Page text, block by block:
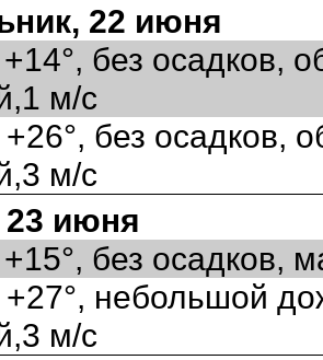
22 июня
без осадков,
м/с
без осадков,
м/с
июня
без осадков,
небольшой
м/с